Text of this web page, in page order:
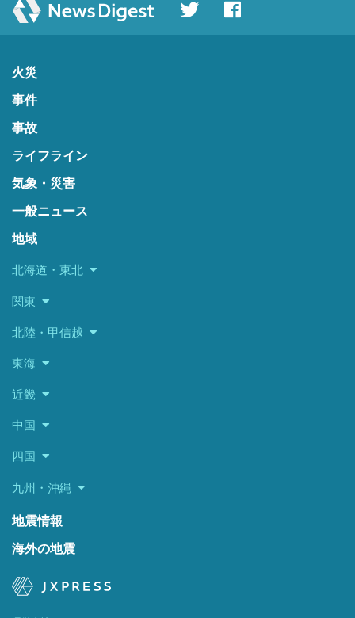
火災
事件
事故
ライフライン
気象・災害
一般ニュース
地域
北海道・東北
関東
北陸・甲信越
東海
近畿
中国
四国
九州・沖縄
地震情報
海外の地震